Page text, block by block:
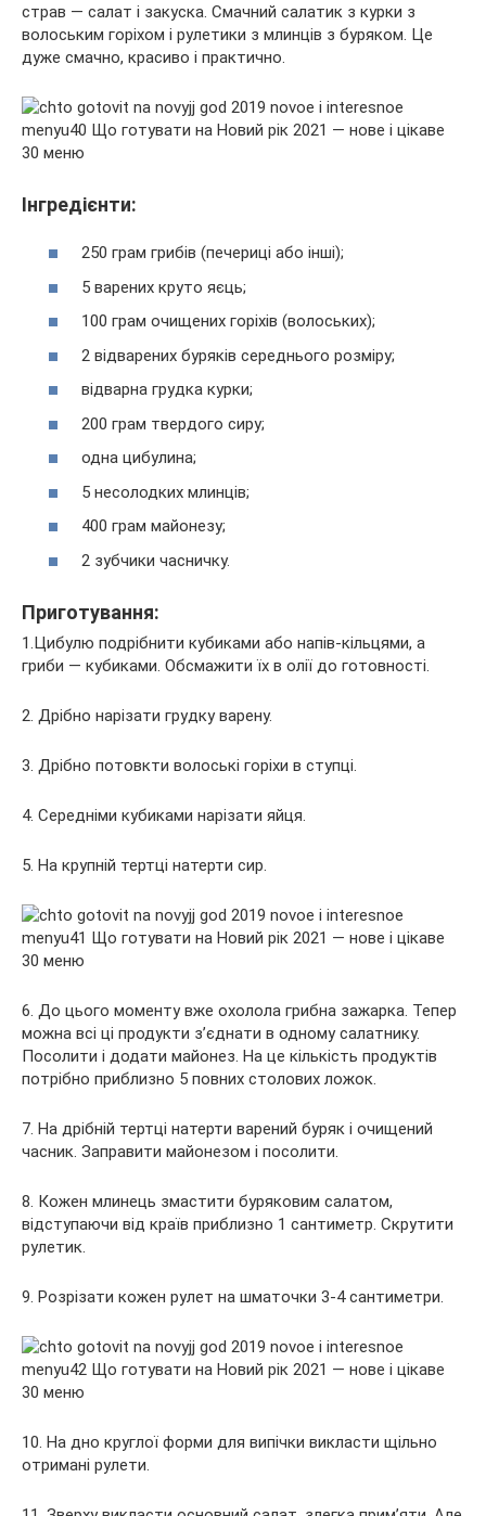
страв — салат і закуска. Смачний салатик з курки з
волоським горіхом і рулетики з млинців з буряком. Це
дуже смачно, красиво і практично.
Інгредієнти:
250 грам грибів (печериці або інші);
5 варених круто яєць;
100 грам очищених горіхів (волоських);
2 відварених буряків середнього розміру;
відварна грудка курки;
200 грам твердого сиру;
одна цибулина;
5 несолодких млинців;
400 грам майонезу;
2 зубчики часничку.
Приготування:
1.Цибулю подрібнити кубиками або напів-кільцями, а
гриби — кубиками. Обсмажити їх в олії до готовності.
2. Дрібно нарізати грудку варену.
3. Дрібно потовкти волоські горіхи в ступці.
4. Середніми кубиками нарізати яйця.
5. На крупній тертці натерти сир.
6. До цього моменту вже охолола грибна зажарка. Тепер
можна всі ці продукти з’єднати в одному салатнику.
Посолити і додати майонез. На це кількість продуктів
потрібно приблизно 5 повних столових ложок.
7. На дрібній тертці натерти варений буряк і очищений
часник. Заправити майонезом і посолити.
8. Кожен млинець змастити буряковим салатом,
відступаючи від країв приблизно 1 сантиметр. Скрутити
рулетик.
9. Розрізати кожен рулет на шматочки 3-4 сантиметри.
10. На дно круглої форми для випічки викласти щільно
отримані рулети.